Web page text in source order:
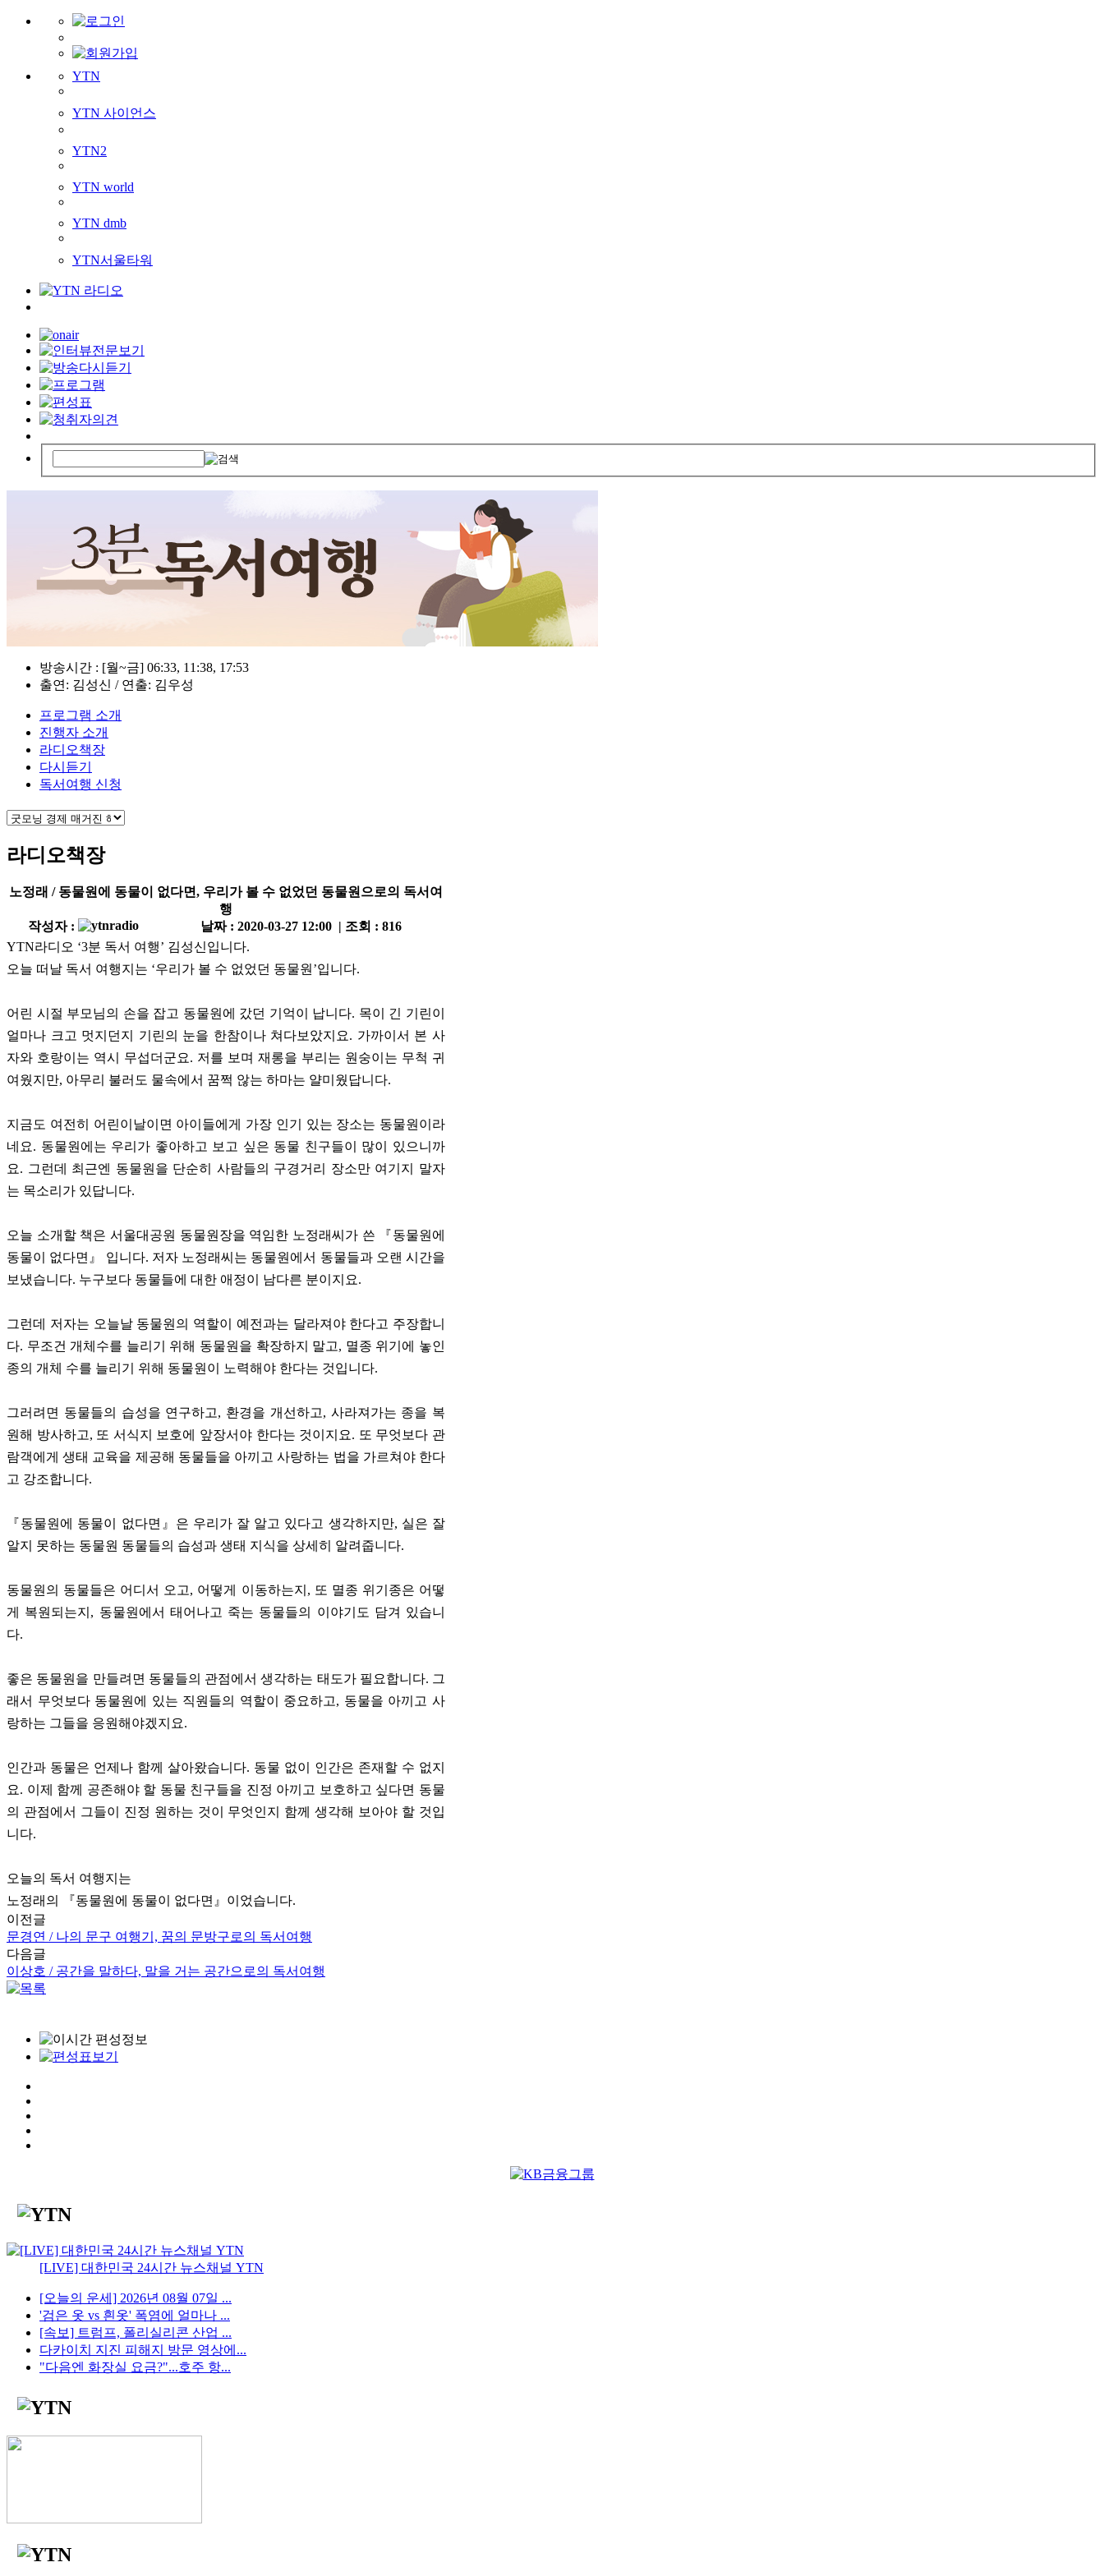
YTN
YTN 사이언스
YTN2
YTN world
YTN dmb
YTN서울타워
방송시간 : [월~금] 06:33, 11:38, 17:53
출연: 김성신 / 연출: 김우성
프로그램 소개
진행자 소개
라디오책장
다시듣기
독서여행 신청
라디오책장
노정래 / 동물원에 동물이 없다면, 우리가 볼 수 없었던 동물원으로의 독서여
행
작성자 :
날짜 : 2020-03-27 12:00 | 조회 : 816
YTN라디오 ‘3분 독서 여행’ 김성신입니다.
오늘 떠날 독서 여행지는 ‘우리가 볼 수 없었던 동물원’입니다.
어린 시절 부모님의 손을 잡고 동물원에 갔던 기억이 납니다. 목이 긴 기린이
얼마나 크고 멋지던지 기린의 눈을 한참이나 쳐다보았지요. 가까이서 본 사
자와 호랑이는 역시 무섭더군요. 저를 보며 재롱을 부리는 원숭이는 무척 귀
여웠지만, 아무리 불러도 물속에서 꿈쩍 않는 하마는 얄미웠답니다.
지금도 여전히 어린이날이면 아이들에게 가장 인기 있는 장소는 동물원이라
네요. 동물원에는 우리가 좋아하고 보고 싶은 동물 친구들이 많이 있으니까
요. 그런데 최근엔 동물원을 단순히 사람들의 구경거리 장소만 여기지 말자
는 목소리가 있답니다.
오늘 소개할 책은 서울대공원 동물원장을 역임한 노정래씨가 쓴 『동물원에
동물이 없다면』 입니다. 저자 노정래씨는 동물원에서 동물들과 오랜 시간을
보냈습니다. 누구보다 동물들에 대한 애정이 남다른 분이지요.
그런데 저자는 오늘날 동물원의 역할이 예전과는 달라져야 한다고 주장합니
다. 무조건 개체수를 늘리기 위해 동물원을 확장하지 말고, 멸종 위기에 놓인
종의 개체 수를 늘리기 위해 동물원이 노력해야 한다는 것입니다.
그러려면 동물들의 습성을 연구하고, 환경을 개선하고, 사라져가는 종을 복
원해 방사하고, 또 서식지 보호에 앞장서야 한다는 것이지요. 또 무엇보다 관
람객에게 생태 교육을 제공해 동물들을 아끼고 사랑하는 법을 가르쳐야 한다
고 강조합니다.
『동물원에 동물이 없다면』은 우리가 잘 알고 있다고 생각하지만, 실은 잘
알지 못하는 동물원 동물들의 습성과 생태 지식을 상세히 알려줍니다.
동물원의 동물들은 어디서 오고, 어떻게 이동하는지, 또 멸종 위기종은 어떻
게 복원되는지, 동물원에서 태어나고 죽는 동물들의 이야기도 담겨 있습니
다.
좋은 동물원을 만들려면 동물들의 관점에서 생각하는 태도가 필요합니다. 그
래서 무엇보다 동물원에 있는 직원들의 역할이 중요하고, 동물을 아끼고 사
랑하는 그들을 응원해야겠지요.
인간과 동물은 언제나 함께 살아왔습니다. 동물 없이 인간은 존재할 수 없지
요. 이제 함께 공존해야 할 동물 친구들을 진정 아끼고 보호하고 싶다면 동물
의 관점에서 그들이 진정 원하는 것이 무엇인지 함께 생각해 보아야 할 것입
니다.
오늘의 독서 여행지는
노정래의 『동물원에 동물이 없다면』이었습니다.
이전글
문경연 / 나의 문구 여행기, 꿈의 문방구로의 독서여행
다음글
이상호 / 공간을 말하다, 말을 거는 공간으로의 독서여행
[LIVE] 대한민국 24시간 뉴스채널 YTN
[오늘의 운세] 2026년 08월 07일 ...
'검은 옷 vs 흰옷' 폭염에 얼마나 ...
[속보] 트럼프, 폴리실리콘 산업 ...
다카이치 지진 피해지 방문 영상에...
"다음엔 화장실 요금?"...호주 항...